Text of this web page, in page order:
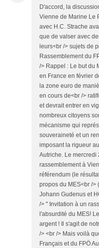
D'accord, la
Vienne de Marine Le
avec H.C. Strache
que de valser avec
leurs<br /> sujets de
Rassemblement du
/> Rappel : Le but du
en France en février
la zone euro de
en cours de<br />
et devrait entrer en
nombreux citoyens
mécanisme qui
souveraineté et un
imposant la rigueur
Autriche. Le mercredi
rassemblement à
référendum (le
propos du MES<br />
Johann Gudenus et
/> " Invitation à un
l'absurdité du MES!
argent ! Il s'agit de
/> <br /> Mais voilà
Français et du FPÖ